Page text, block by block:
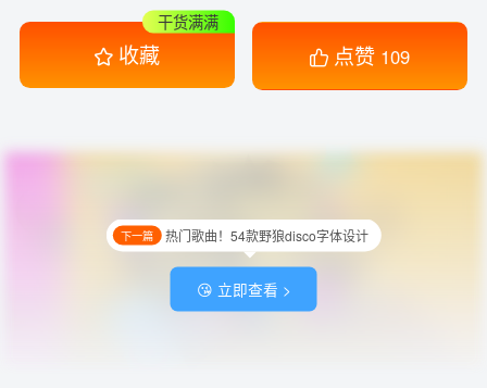
收藏
干货满满
点赞 109
😘 立即查看 >
下一篇 热门歌曲！54款野狼disco字体设计